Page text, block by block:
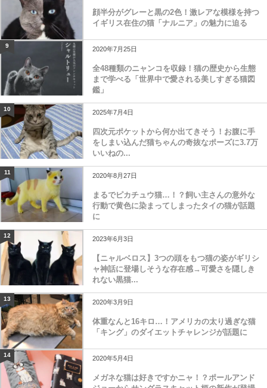
顔半分がグレーと黒の2色！激レアな模様を持つ
イギリス在住の猫「ナルニア」の魅力に迫る
9 2020年7月25日
全48種類のニャンコを収録！猫の歴史から生態
まで学べる「世界中で愛される美しすぎる猫図
鑑」
10 2025年7月4日
四次元ポケットから何か出てきそう！お腹に手
をしまい込んだ猫ちゃんの奇抜なポーズに3.7万
いいねの...
11 2020年8月27日
まるでピカチュウ猫…！？飼い主さんの意外な
行動で黄色に染まってしまったタイの猫が話題
に
12 2023年6月3日
【ニャルベロス】3つの頭をもつ猫の姿がギリシ
ャ神話に登場しそうな存在感→可愛さを隠しき
れない黒猫...
13 2020年3月9日
体重なんと16キロ…！アメリカの太り過ぎな猫
「キング」のダイエットチャレンジが話題に
14 2020年5月4日
メガネな猫は好きですかニャ！？ポールアンド